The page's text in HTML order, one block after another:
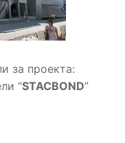
за проекта:
“STACBOND”